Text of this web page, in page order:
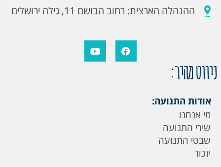
ההנהלה הארצית: רחוב הבושם 11, גילה ירושלים
ניווט מהיר:
אודות התנועה:
מי אנחנו
שירי התנועה
שבטי התנועה
יזכור